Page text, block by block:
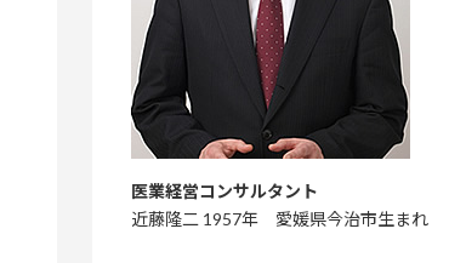
医業経営コンサルタント
近藤隆二 1957年 愛媛県今治市生まれ